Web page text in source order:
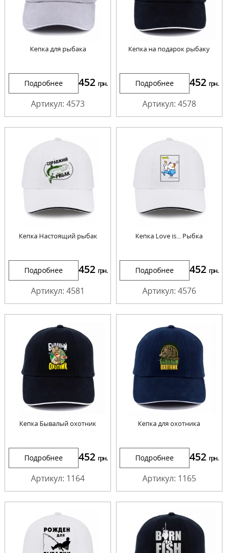
Кепка для рыбака
Подробнее 452 грн.
Артикул: 4573
Кепка на подарок рыбаку
Подробнее 452 грн.
Артикул: 4578
Кепка Настоящий рыбак
Подробнее 452 грн.
Артикул: 4581
Кепка Love is... Рыбка
Подробнее 452 грн.
Артикул: 4576
Кепка Бывалый охотник
Подробнее 452 грн.
Артикул: 1164
Кепка для охотника
Подробнее 452 грн.
Артикул: 1165